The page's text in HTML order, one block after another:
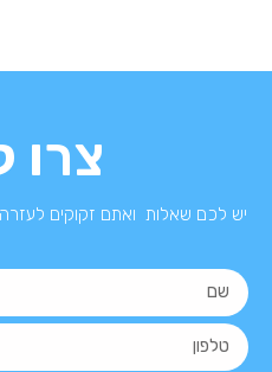
צרו
יש לכם שאלות ואתם זקוקים